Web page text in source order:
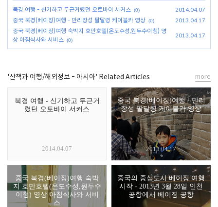
북경 여행 - 신기하고 두근거렸던 오토바이 서커스 (0) 2014.04.07
중국 북경(베이징)여행 - 만리장성 팔달령 케이블카 영상 (0) 2013.04.17
중국 북경(베이징)여행 숙박지 호만호텔(온도수성,원두수이청) 영
상 아침식사와 서비스
(0)
2013.04.17
'산책과 여행/해외정보 - 아시아' Related Articles
북경 여행 - 신기하고 두근거
렸던 오토바이 서커스
2014.04.07
중국 북경(베이징)여행 - 만리
장성 팔달령 케이블카 영상
2013.04.17
중국 북경(베이징)여행 숙박
지 호만호텔(온도수성,원두수
이청) 영상 아침식사와 서비
스
중국의 중심도시 베이징 여행
시작 - 2013년 3월 28일 인천
공항에서 베이징 공항
more